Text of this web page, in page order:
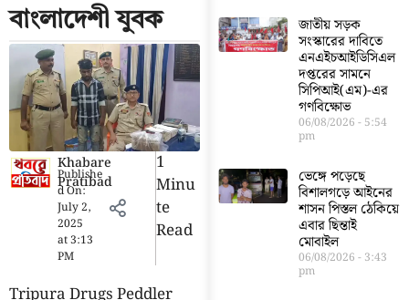
বাংলাদেশী যুবক
Khabare
Pratibad
Publishe
d On:
July 2,
2025
at3:13
PM
1
Minu
Te
Read
Tripura Drugs Peddler
জাতীয় সড়ক
সংস্কারের দাবিতে
এনএইচআইডিসিএল
দপ্তরের সামনে
সিপিআই(এম)-এর
গণবিক্ষোভ
06/08/2026 5:54
pm
ভেঙ্গে পড়েছে
বিশালগড়ে আইনের
শাসন পিস্তল ঠেকিয়ে
এবার ছিন্তাই
মোবাইল
06/08/2026 3:43
pm